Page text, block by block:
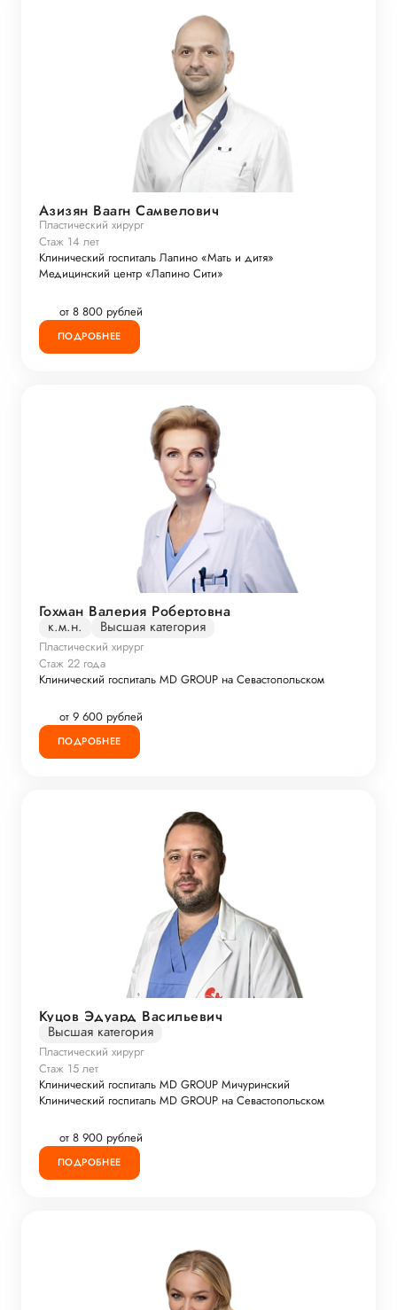
Азизян Ваагн Самвелович
Пластический хирург
Стаж 14 лет
Клинический госпиталь Лапино «Мать и дитя»
Медицинский центр «Лапино Сити»
от 8 800 рублей
ПОДРОБНЕЕ
Гохман Валерия Робертовна
к.м.н. Высшая категория
Пластический хирург
Стаж 22 года
Клинический госпиталь MD GROUP на Севастопольском
от 9 600 рублей
ПОДРОБНЕЕ
Куцов Эдуард Васильевич
Высшая категория
Пластический хирург
Стаж 15 лет
Клинический госпиталь MD GROUP Мичуринский
Клинический госпиталь MD GROUP на Севастопольском
от 8 900 рублей
ПОДРОБНЕЕ